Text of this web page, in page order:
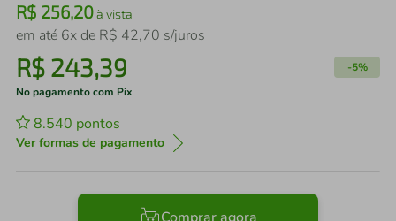
R$ 256,20à vista
em até 6x de R$ 42,70 s/juros
R$ 243,39 -5%
No pagamento com Pix
8.540 pontos
Ver formas de pagamento